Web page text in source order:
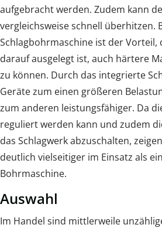
aufgebracht werden. Zudem kann
vergleichsweise schnell überhitzen.
Schlagbohrmaschine ist der Vorteil,
darauf ausgelegt ist, auch härtere
zu können. Durch das integrierte
Geräte zum einen größeren
zum anderen leistungsfähiger. Da
reguliert werden kann und zudem
das Schlagwerk abzuschalten,
deutlich vielseitiger im Einsatz als
Bohrmaschine.
Auswahl
Im Handel sind mittlerweile